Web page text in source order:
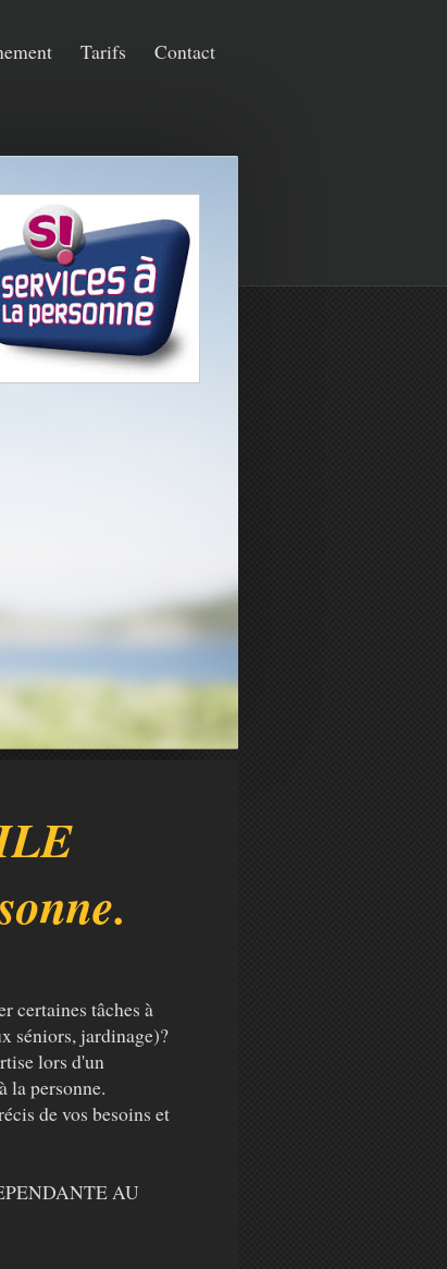
Tarifs
Contact
certaines tâches à
séniors, jardinage)?
lors d'un
la personne.
de vos besoins et
AU